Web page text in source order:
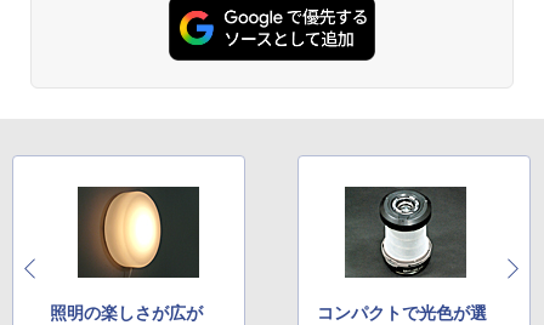
照明の楽しさが広が コンパクトで光色が選